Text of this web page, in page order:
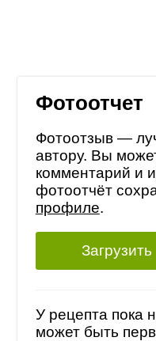
Фотоотчет
Фотоотзыв —
автору. Вы
комментарий и
фотоотчёт
профиле.
Загрузить
У рецепта пока
может быть